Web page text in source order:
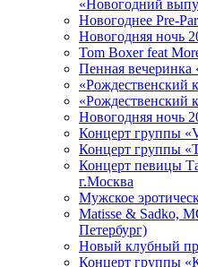
«Новогодний
Новогоднее Pre-
Новогодняя ночь
Tom Boxer feat
Пенная вечеринка
«Рождественский
«Рождественский
Новогодняя ночь
Концерт группы
Концерт группы
Концерт певицы
г.Москва
Мужское
Matissе & Sadko,
Петербург)
Новый клубный
Концерт группы